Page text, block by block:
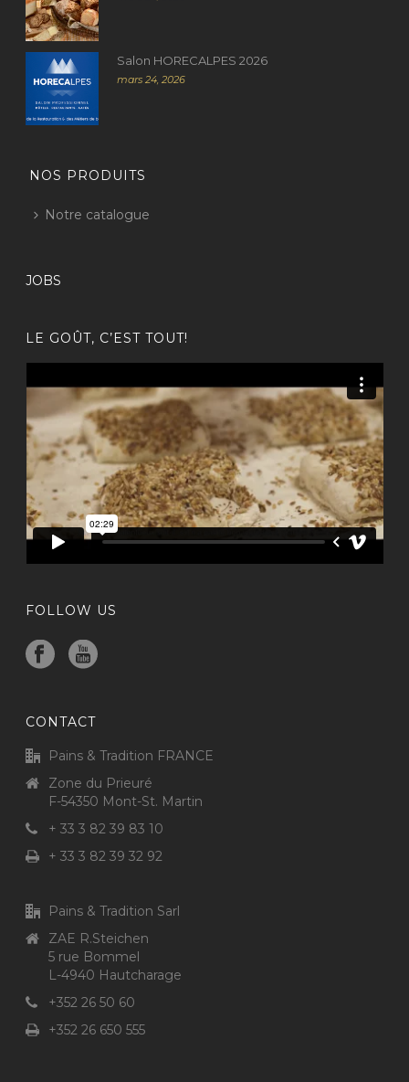
Salon HORECALPES 2026
mars 24, 2026
NOS PRODUITS
Notre catalogue
JOBS
LE GOÛT, C’EST TOUT!
FOLLOW US
CONTACT
Pains & Tradition FRANCE
Zone du Prieuré
F-54350 Mont-St. Martin
+ 33 3 82 39 83 10
+ 33 3 82 39 32 92
Pains & Tradition Sarl
ZAE R.Steichen
5 rue Bommel
L-4940 Hautcharage
+352 26 50 60
+352 26 650 555